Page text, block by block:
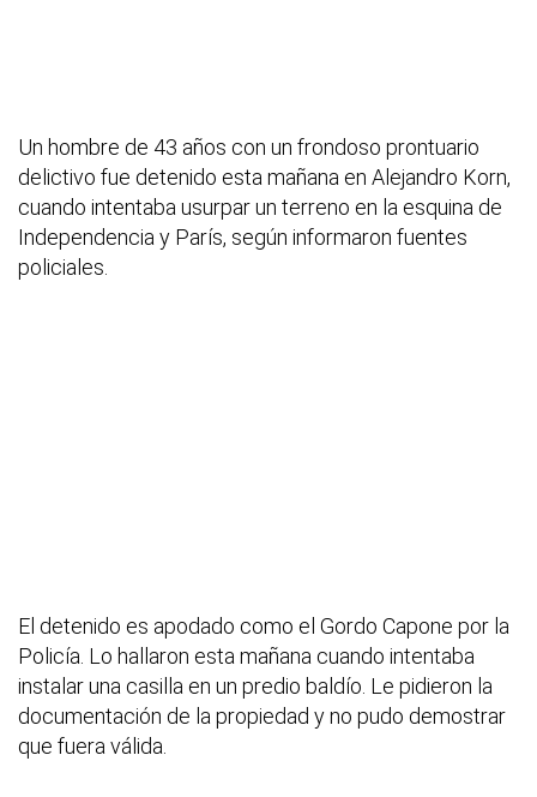
Un hombre de 43 años con un frondoso prontuario
delictivo fue detenido esta mañana en Alejandro Korn,
cuando intentaba usurpar un terreno en la esquina de
Independencia y París, según informaron fuentes
policiales.
El detenido es apodado como el Gordo Capone por la
Policía. Lo hallaron esta mañana cuando intentaba
instalar una casilla en un predio baldío. Le pidieron la
documentación de la propiedad y no pudo demostrar
que fuera válida.